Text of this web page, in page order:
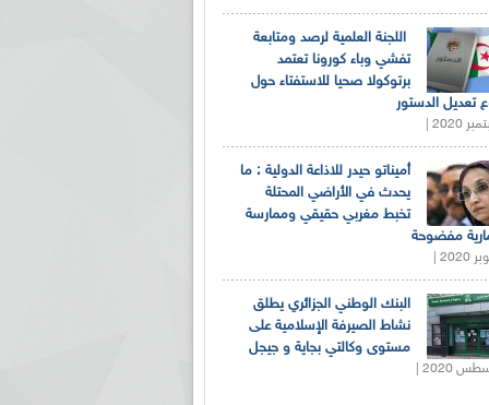
اللجنة العلمية لرصد ومتابعة
تفشي وباء كورونا تعتمد
برتوكولا صحيا للاستفتاء حول
تعديل الدستور
أميناتو حيدر للاذاعة الدولية : ما
يحدث في الأراضي المحتلة
تخبط مغربي حقيقي وممارسة
مفضوحة
البنك الوطني الجزائري يطلق
نشاط الصيرفة الإسلامية على
مستوى وكالتي بجاية و جيجل